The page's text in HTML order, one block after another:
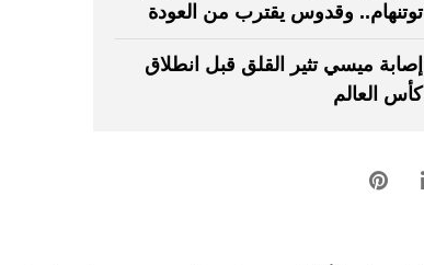
توتنهام.. وقدوس يقترب من العودة
إصابة ميسي تثير القلق قبل انطلاق
كأس العالم